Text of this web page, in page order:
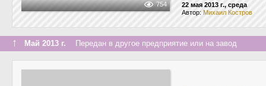
754
22 мая 2013 г., среда
Автор: Михаил Костров
↑ Май 2013 г. Передан в другое предприятие или на завод